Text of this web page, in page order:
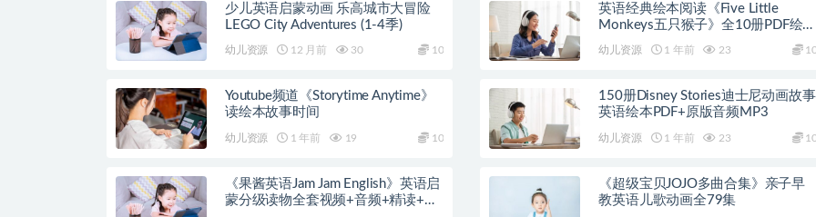
少儿英语启蒙动画 乐高城市大冒险
LEGO City Adventures (1-4季)
幼儿资源 12 月前 30 10
英语经典绘本阅读《Five Little
Monkeys五只猴子》全10册PDF绘本
幼儿资源 1 年前 23
Youtube频道《Storytime Anytime》
读绘本故事时间
幼儿资源 1 年前 19 10
150册Disney Stories迪士尼动画故事
英语绘本PDF+原版音频MP3
幼儿资源 1 年前 23
《果酱英语Jam Jam English》英语启
蒙分级读物全套视频+音频+精读+教
《超级宝贝JOJO多曲合集》亲子早
教英语儿歌动画全79集